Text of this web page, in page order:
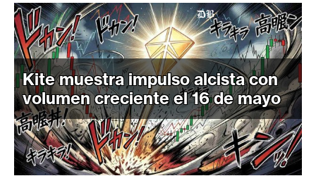
C
r
i
p
t
o
M
e
r
Kite muestra impulso alcista con
volumen creciente el 16 de mayo